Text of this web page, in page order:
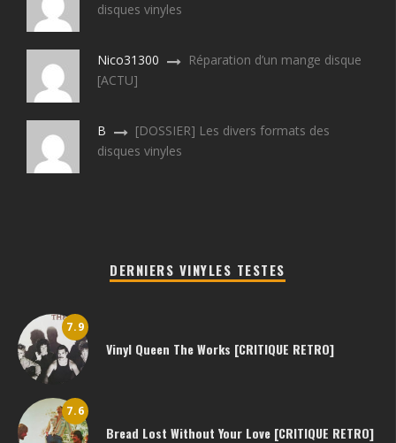
disques vinyles
Nico31300
Réparation d’un mange disque
[ACTU]
B
[DOSSIER] Les divers formats des
disques vinyles
DERNIERS VINYLES TESTES
7.9
Vinyl Queen The Works [CRITIQUE RETRO]
7.6
Bread Lost Without Your Love [CRITIQUE RETRO]